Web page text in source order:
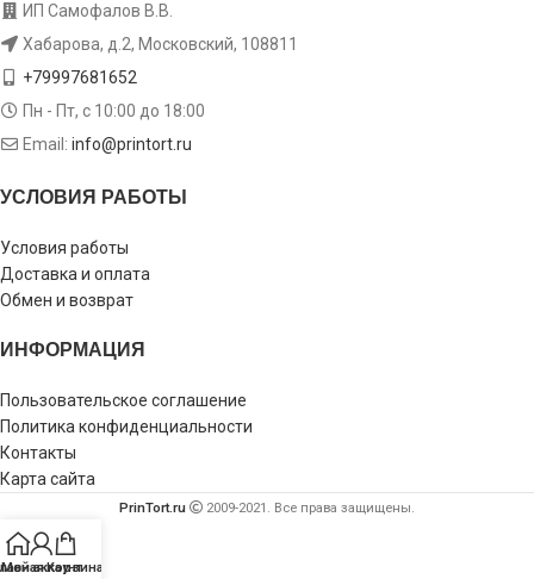
ИП Самофалов В.В.
Хабарова, д.2, Московский, 108811
+79997681652
Пн - Пт, с 10:00 до 18:00
Email: info@printort.ru
УСЛОВИЯ РАБОТЫ
Условия работы
Доставка и оплата
Обмен и возврат
ИНФОРМАЦИЯ
Пользовательское соглашение
Политика конфиденциальности
Контакты
Карта сайта
PrinTort.ru 2009-2021. Все права защищены.
Мой аккаунт
Корзина